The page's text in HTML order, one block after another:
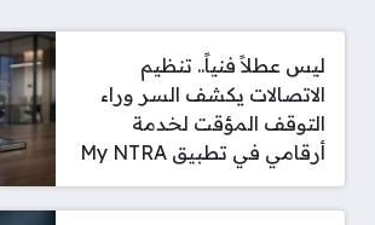
ليس عطلاً فنياً.. تنظيم
الاتصالات يكشف السر وراء
التوقف المؤقت لخدمة
أرقامي في تطبيق My NTRA